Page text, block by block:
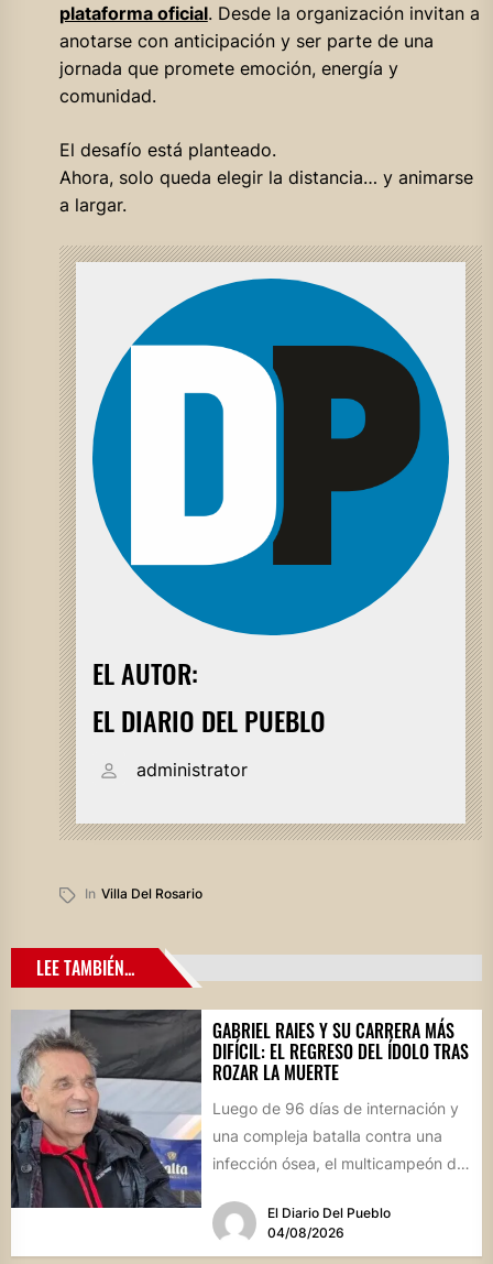
plataforma oficial. Desde la organización invitan a
anotarse con anticipación y ser parte de una
jornada que promete emoción, energía y
comunidad.
El desafío está planteado.
Ahora, solo queda elegir la distancia… y animarse
a largar.
EL AUTOR:
EL DIARIO DEL PUEBLO
administrator
In Villa Del Rosario
LEE TAMBIÉN...
GABRIEL RAIES Y SU CARRERA MÁS
DIFÍCIL: EL REGRESO DEL ÍDOLO TRAS
ROZAR LA MUERTE
Luego de 96 días de internación y
una compleja batalla contra una
infección ósea, el multicampeón de
El Diario Del Pueblo
04/08/2026